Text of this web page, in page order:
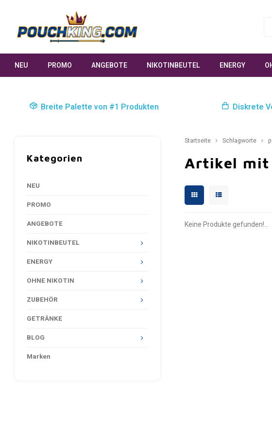
NEU PROMO ANGEBOTE NIKOTINBEUTEL ENERGY
Breite Palette von #1 Produkten Diskrete
Kategorien
NEU
PROMO
ANGEBOTE
NIKOTINBEUTEL
ENERGY
OHNE NIKOTIN
ZUBEHÖR
GETRÄNKE
BLOG
Marken
Startseite Schlagworte
Artikel mit
Keine Produkte gefunden!...